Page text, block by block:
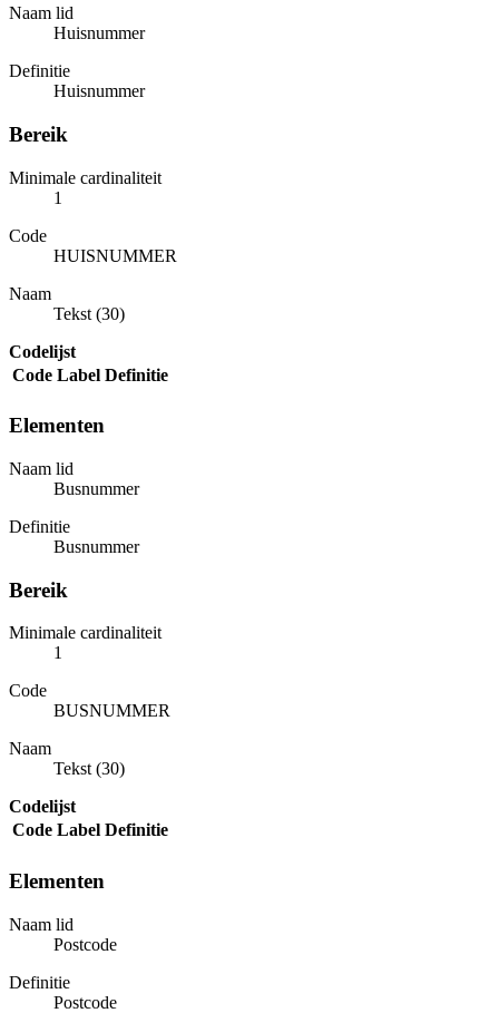
Naam lid
Huisnummer
Definitie
Huisnummer
Bereik
Minimale cardinaliteit
1
Code
HUISNUMMER
Naam
Tekst (30)
Codelijst
Code Label Definitie
Elementen
Naam lid
Busnummer
Definitie
Busnummer
Bereik
Minimale cardinaliteit
1
Code
BUSNUMMER
Naam
Tekst (30)
Codelijst
Code Label Definitie
Elementen
Naam lid
Postcode
Definitie
Postcode